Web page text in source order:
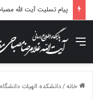
منو
خانه/دانشکده الهیات